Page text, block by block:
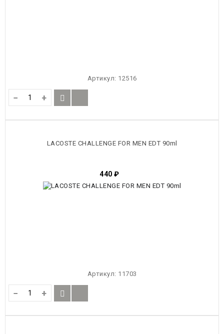
Артикул: 12516
− +
LACOSTE CHALLENGE FOR MEN EDT 90ml
440 ₽
Артикул: 11703
− +